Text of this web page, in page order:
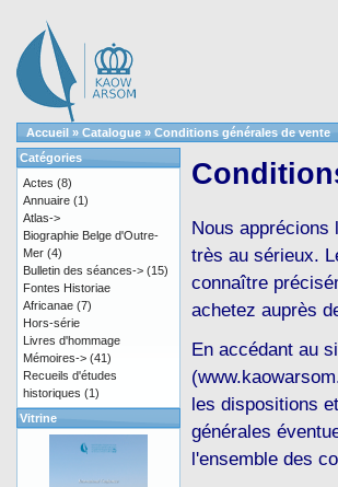
Accueil » Catalogue » Conditions générales de vente
Nous apprécions
très au sérieux.
connaître
achetez auprès
En accédant au
les dispositions
générales
l'ensemble des
Catégories
Actes (8)
Annuaire (1)
Atlas->
Biographie Belge d'Outre-
Mer (4)
Bulletin des séances-> (15)
Fontes Historiae
Africanae (7)
Hors-série
Livres d'hommage
Mémoires-> (41)
Recueils d'études
historiques (1)
Vitrine